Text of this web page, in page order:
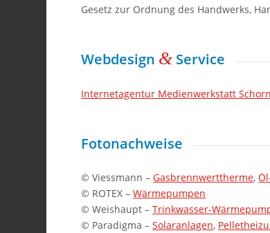
Gesetz zur Ordnung des Handwerks,
Webdesign & Service
Internetagentur Medienwerkstatt
Fotonachweise
© Viessmann –Gasbrennwerttherme,
© ROTEX –Wärmepumpen
© Weishaupt –Trinkwasser-
© Paradigma –Solaranlagen,